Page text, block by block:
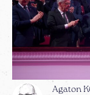
Agaton